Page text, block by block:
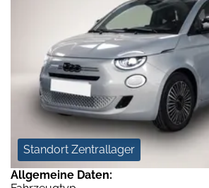
Standort Zentrallager
Allgemeine Daten: